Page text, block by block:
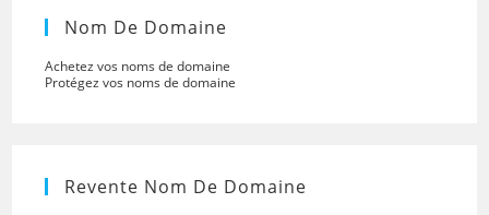
Nom De Domaine
Achetez vos noms de domaine
Protégez vos noms de domaine
Revente Nom De Domaine